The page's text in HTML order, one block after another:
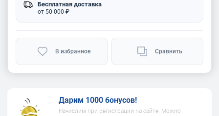
Бесплатная доставка
от 50 000 ₽
В избранное Сравнить
Дарим 1000 бонусов!
Начислим при регистрации на сайте. Можно